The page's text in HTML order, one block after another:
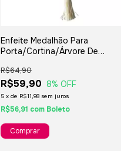
Enfeite Medalhão Para
Porta/Cortina/Árvore De
R$59,90
R$64,90
8% OFF
5 x de R$11,98 sem juros
R$56,91 com Boleto